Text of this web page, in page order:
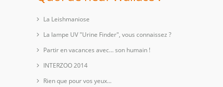
La Leishmaniose
La lampe UV "Urine Finder", vous connaissez ?
Partir en vacances avec… son humain !
INTERZOO 2014
Rien que pour vos yeux...